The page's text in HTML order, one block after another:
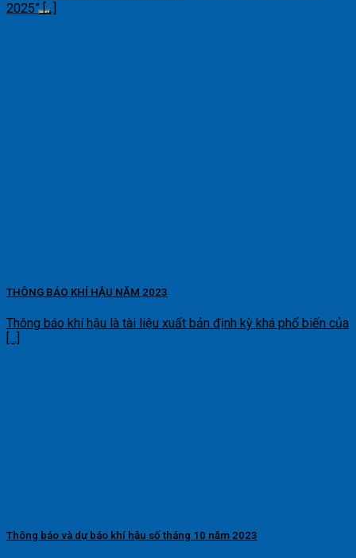
2025” [...]
THÔNG BÁO KHÍ HẬU NĂM 2023
Thông báo khí hậu là tài liệu xuất bản định kỳ khá phổ biến của
[...]
Thông báo và dự báo khí hậu số tháng 10 năm 2023